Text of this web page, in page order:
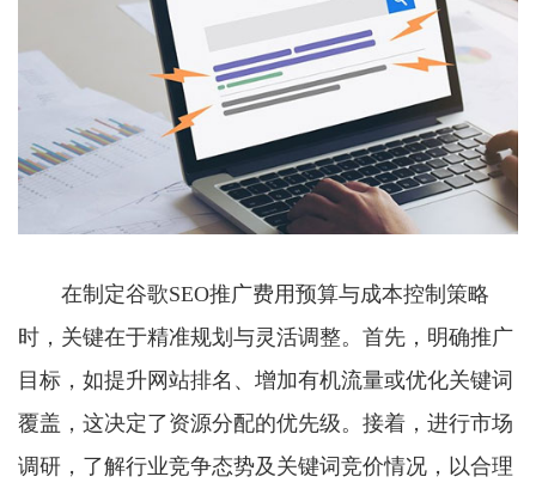
在制定谷歌SEO推广费用预算与成本控制策略
时，关键在于精准规划与灵活调整。首先，明确推广
目标，如提升网站排名、增加有机流量或优化关键词
覆盖，这决定了资源分配的优先级。接着，进行市场
调研，了解行业竞争态势及关键词竞价情况，以合理